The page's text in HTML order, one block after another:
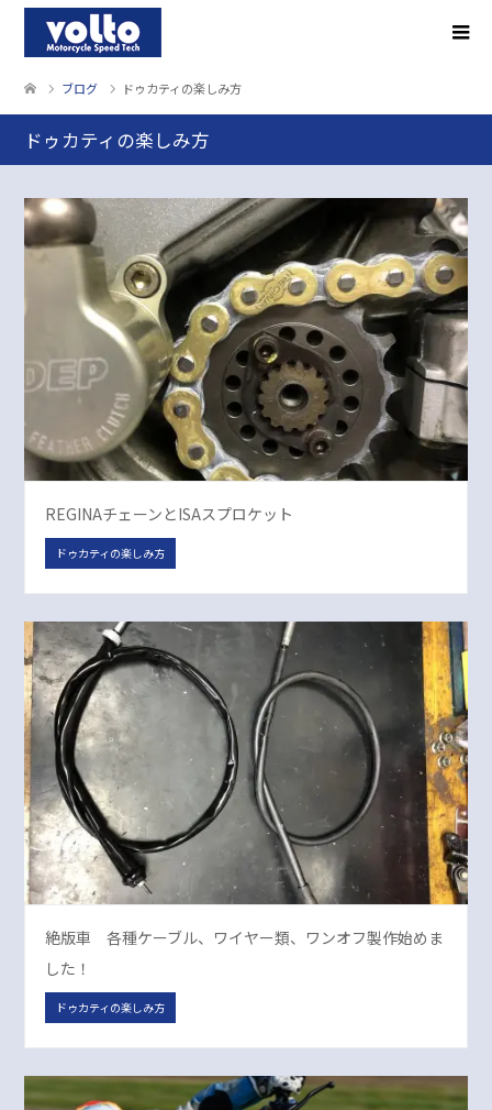
ブログ ドゥカティの楽しみ方
ドゥカティの楽しみ方
REGINAチェーンとISAスプロケット
ドゥカティの楽しみ方
絶版車 各種ケーブル、ワイヤー類、ワンオフ製作始めま
した！
ドゥカティの楽しみ方